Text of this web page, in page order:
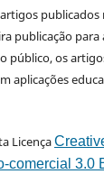
publicação para
público, os
aplicações
Licença
comercial 3.0